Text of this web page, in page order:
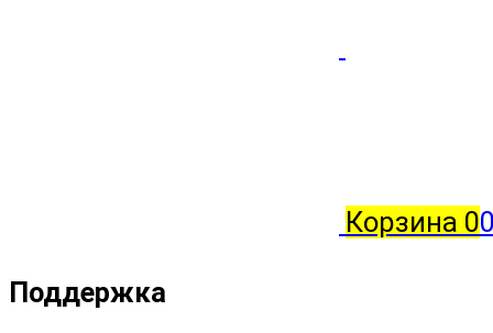
Корзина 0
Поддержка